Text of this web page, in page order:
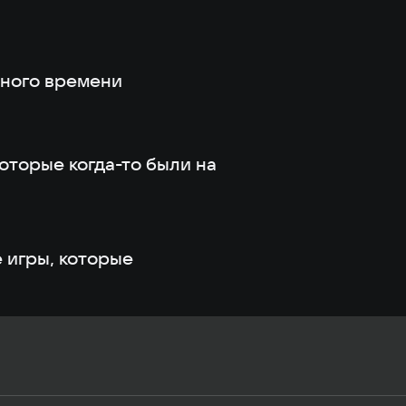
времени
когда-то были на
которые